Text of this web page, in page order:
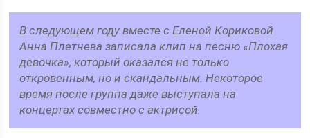
В следующем году вместе с Еленой Кориковой
Анна Плетнева записала клип на песню «Плохая
девочка», который оказался не только
откровенным, но и скандальным. Некоторое
время после группа даже выступала на
концертах совместно с актрисой.